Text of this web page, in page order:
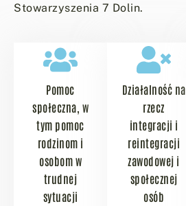
Stowarzyszenia 7 Dolin.
Pomoc
społeczna, w
tym pomoc
rodzinom i
osobom w
trudnej
sytuacji
Działalność na
rzecz
integracji i
reintegracji
zawodowej i
społecznej
osób